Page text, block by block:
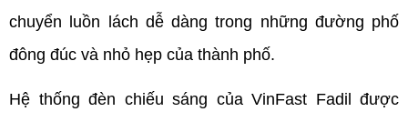
chuyển luồn lách dễ dàng trong những đường phố
đông đúc và nhỏ hẹp của thành phố.
Hệ thống đèn chiếu sáng của VinFast Fadil được